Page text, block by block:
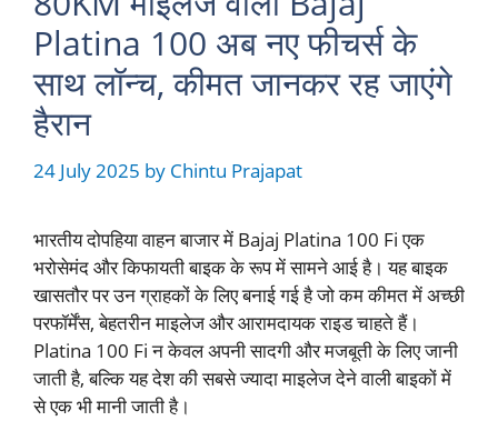
Platina 100 अब नए फीचर्स के
साथ लॉन्च, कीमत जानकर रह जाएंगे
हैरान
24 July 2025 by Chintu Prajapat
भारतीय दोपहिया वाहन बाजार में Bajaj Platina 100 Fi एक
भरोसेमंद और किफायती बाइक के रूप में सामने आई है। यह बाइक
खासतौर पर उन ग्राहकों के लिए बनाई गई है जो कम कीमत में अच्छी
परफॉर्मेंस, बेहतरीन माइलेज और आरामदायक राइड चाहते हैं।
Platina 100 Fi न केवल अपनी सादगी और मजबूती के लिए जानी
जाती है, बल्कि यह देश की सबसे ज्यादा माइलेज देने वाली बाइकों में
से एक भी मानी जाती है।